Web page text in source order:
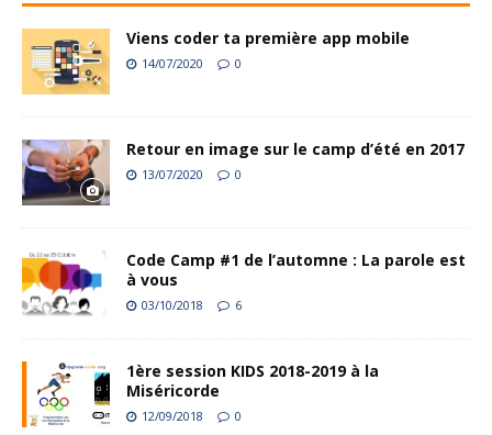
Viens coder ta première app mobile
14/07/2020 0
Retour en image sur le camp d’été en 2017
13/07/2020 0
Code Camp #1 de l’automne : La parole est
à vous
03/10/2018 6
1ère session KIDS 2018-2019 à la
Miséricorde
12/09/2018 0